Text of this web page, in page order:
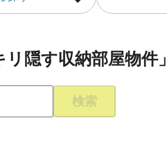
隠す収納部屋物件
検索